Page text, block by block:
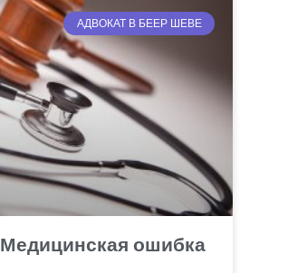
АДВОКАТ В БЕЕР ШЕВЕ
Медицинская ошибка